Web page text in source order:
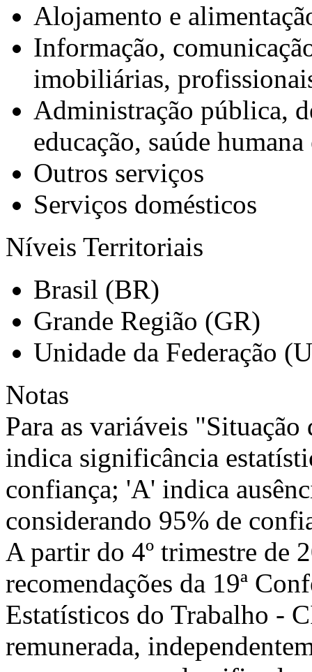
Alojamento e
Informação,
imobiliárias,
Administração pública,
educação, saúde
Outros serviços
Serviços domésticos
Níveis Territoriais
Brasil (BR)
Grande Região (GR)
Unidade da Federação
Notas
Para as variáveis
indica significância
confiança; 'A' indica
considerando 95% de
A partir do 4º trimestre de
recomendações da 19ª
Estatísticos do Trabalho -
remunerada,